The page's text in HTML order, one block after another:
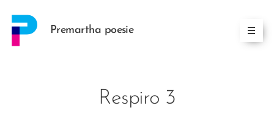
Premartha poesie
Respiro 3